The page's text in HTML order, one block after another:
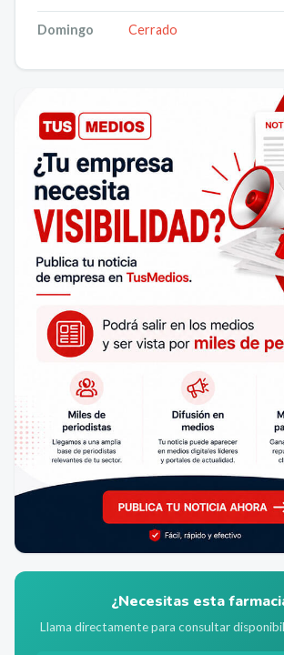
Domingo Cerrado
¿Necesitas esta
Llama directamente para consultar